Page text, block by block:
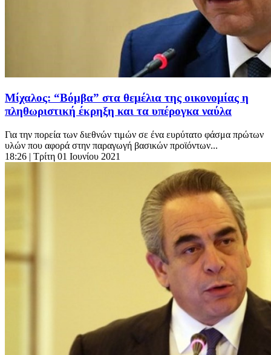
Μίχαλος: “Βόμβα” στα θεμέλια της οικονομίας η
πληθωριστική έκρηξη και τα υπέρογκα ναύλα
Για την πορεία των διεθνών τιμών σε ένα ευρύτατο φάσμα πρώτων
υλών που αφορά στην παραγωγή βασικών προϊόντων...
18:26 | Τρίτη 01 Ιουνίου 2021